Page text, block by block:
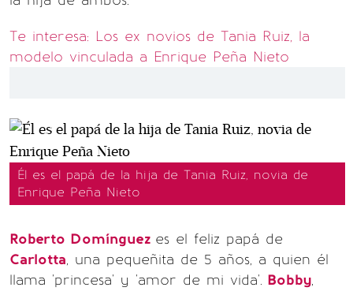
Te interesa: Los ex novios de Tania Ruiz, la
modelo vinculada a Enrique Peña Nieto
Él es el papá de la hija de Tania Ruiz, novia de
Enrique Peña Nieto
Roberto Domínguez es el feliz papá de
Carlotta, una pequeñita de 5 años, a quien él
llama 'princesa' y 'amor de mi vida'. Bobby,